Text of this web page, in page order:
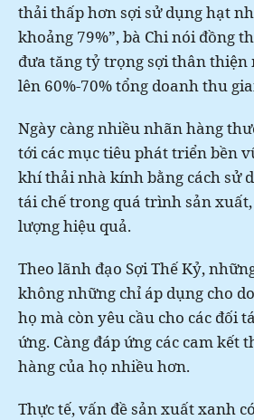
thải thấp hơn sợi sử dụng hạt
khoảng 79%”, bà Chi nói đồng
đưa tăng tỷ trọng sợi thân
lên 60%-70% tổng doanh thu
Ngày càng nhiều nhãn hàng
tới các mục tiêu phát triển bền
khí thải nhà kính bằng cách sử
tái chế trong quá trình sản
lượng hiệu quả.
Theo lãnh đạo Sợi Thế Kỷ,
không những chỉ áp dụng cho
họ mà còn yêu cầu cho các đối
ứng. Càng đáp ứng các cam kết
hàng của họ nhiều hơn.
Thực tế, vấn đề sản xuất xanh